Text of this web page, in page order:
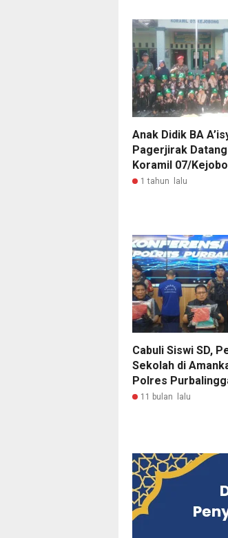
Anak Didik BA
Pagerjirak
Koramil 07/
1 tahun lalu
Cabuli Siswi SD,
Sekolah di
Polres
11 bulan lalu